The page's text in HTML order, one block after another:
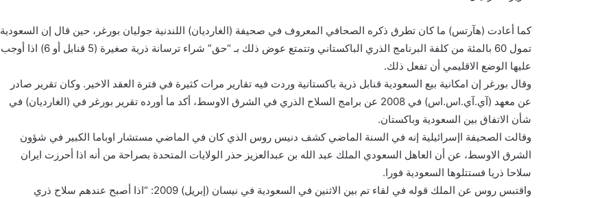
كما أعادت (هآرتس) ما كان تطرق ذكره الصحافي المعروف في صحيفة (الغارديان) اللندنية جوليان بورغر، حين قال إن السعودية
تمول 60 بالمئة من كلفة البرنامج الذري الباكستاني وتتمتع عوض ذلك بـ “حق” شراء ترسانة ذرية صغيرة (5 قنابل أو 6) اذا أوجب
عليها الوضع الاقليمي أن تفعل ذلك.
وقال بورغر إن امكانية بيع السعودية قنابل ذرية باكستانية وردت فيه تقارير مرات كثيرة في فترة العقد الاخير. وكان تقرير صادر
عن معهد (آي.آي.اس.اس) في 2008 عن برامج السلاح الذري في الشرق الاوسط، أكد ما أورده تقرير بورغر في (الغارديان) في
شأن الاتفاق بين السعودية وباكستان.
وقالت الصحيفة اإسرائيلية إنه في السنة الماضي كشف دنيس روس الذي كان في الماضي مستشار اوباما الكبير في شؤون
الشرق الاوسط، عن أن العاهل السعودي الملك عبد الله بن عبدالعزيز حذر الولايات المتحدة بصراحة من أنه اذا أحرزت ايران
سلاحا ذريا فستتلوها السعودية فورا.
واقتبس روس عن الملك قوله في لقاء تم بين الاثنين في السعودية في نيسان (إبريل) 2009: “اذا أصبح عندهم سلاح ذري